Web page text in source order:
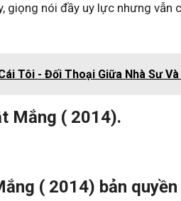
giọng nói đầy uy lực nhưng
Tôi - Đối Thoại Giữa Nhà Sư Và
Mắng ( 2014).
( 2014) bản